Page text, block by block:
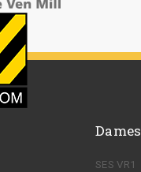
Dames
SES VR1